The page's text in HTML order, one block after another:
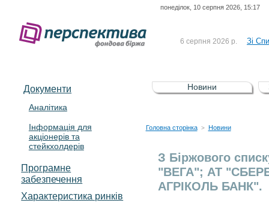
понеділок, 10 серпня 2026, 15:17
6 серпня 2026 р. Зі
5 серпня 2026 р.
Зі
UA4000232607)
4 серпня 2026 р.
Документи
Аналітика
Інформація для
акціонерів та
стейкхолдерів
Програмне
забезпечення
Характеристика pинків
Новини
Головна сторінка > Новини
З Біржового
"ВЕГА"; АТ
АГРІКОЛЬ БАНК".